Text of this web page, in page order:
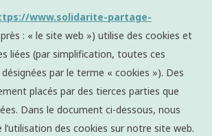
www.solidarite-partage-
: « le site web ») utilise des cookies et
liées (par simplification, toutes ces
par le terme « cookies »). Des
placés par des tierces parties que
Dans le document ci-dessous, nous
des cookies sur notre site web.